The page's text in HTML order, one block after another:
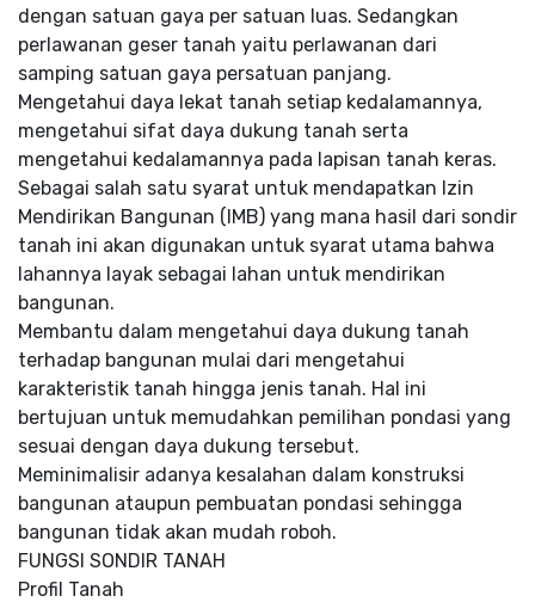
dengan satuan gaya per satuan luas. Sedangkan
perlawanan geser tanah yaitu perlawanan dari
samping satuan gaya persatuan panjang.
Mengetahui daya lekat tanah setiap kedalamannya,
mengetahui sifat daya dukung tanah serta
mengetahui kedalamannya pada lapisan tanah keras.
Sebagai salah satu syarat untuk mendapatkan Izin
Mendirikan Bangunan (IMB) yang mana hasil dari sondir
tanah ini akan digunakan untuk syarat utama bahwa
lahannya layak sebagai lahan untuk mendirikan
bangunan.
Membantu dalam mengetahui daya dukung tanah
terhadap bangunan mulai dari mengetahui
karakteristik tanah hingga jenis tanah. Hal ini
bertujuan untuk memudahkan pemilihan pondasi yang
sesuai dengan daya dukung tersebut.
Meminimalisir adanya kesalahan dalam konstruksi
bangunan ataupun pembuatan pondasi sehingga
bangunan tidak akan mudah roboh.
FUNGSI SONDIR TANAH
Profil Tanah